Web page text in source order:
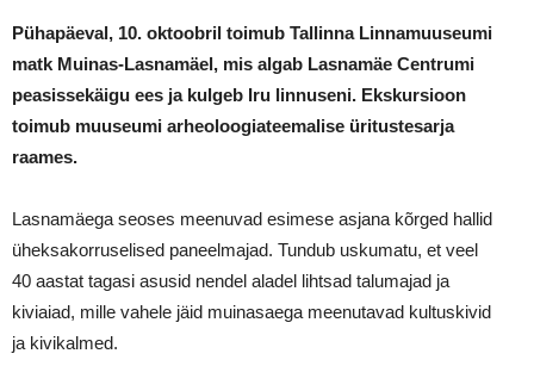
Pühapäeval, 10. oktoobril toimub Tallinna Linnamuuseumi
matk Muinas-Lasnamäel, mis algab Lasnamäe Centrumi
peasissekäigu ees ja kulgeb Iru linnuseni. Ekskursioon
toimub muuseumi arheoloogiateemalise üritustesarja
raames.
Lasnamäega seoses meenuvad esimese asjana kõrged hallid
üheksakorruselised paneelmajad. Tundub uskumatu, et veel
40 aastat tagasi asusid nendel aladel lihtsad talumajad ja
kiviaiad, mille vahele jäid muinasaega meenutavad kultuskivid
ja kivikalmed.